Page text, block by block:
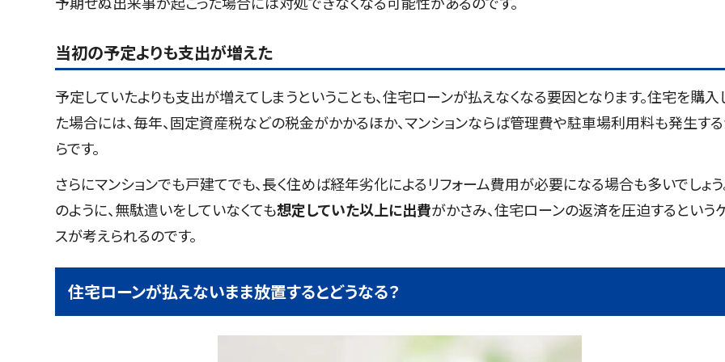
当初の予定よりも支出が増えた
予定していたよりも支出が増えてしまうということも、住宅ローンが払えなくなる要因となります。住宅を購入
た場合には、毎年、固定資産税などの税金がかかるほか、マンションならば管理費や駐車場利用料も発生す
らです。
さらにマンションでも戸建てでも、長く住めば経年劣化によるリフォーム費用が必要になる場合も多いでしょう
のように、無駄遣いをしていなくても想定していた以上に出費がかさみ、住宅ローンの返済を圧迫するという
スが考えられるのです。
住宅ローンが払えないまま放置するとどうなる？